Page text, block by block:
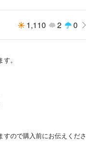
1,110 2 0
。
ので購入前にお伝えくださ